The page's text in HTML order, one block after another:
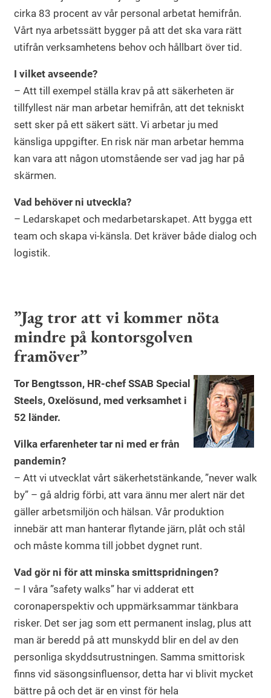
cirka 83 procent av vår personal arbetat hemifrån.
Vårt nya arbetssätt bygger på att det ska vara rätt
utifrån verksamhetens behov och hållbart över tid.
I vilket avseende?
– Att till exempel ställa krav på att säkerheten är
tillfyllest när man arbetar hemifrån, att det tekniskt
sett sker på ett säkert sätt. Vi arbetar ju med
känsliga uppgifter. En risk när man arbetar hemma
kan vara att någon utomstående ser vad jag har på
skärmen.
Vad behöver ni utveckla?
– Ledarskapet och medarbetarskapet. Att bygga ett
team och skapa vi-känsla. Det kräver både dialog och
logistik.
”Jag tror att vi kommer nöta
mindre på kontorsgolven
framöver”
Tor Bengtsson, HR-chef SSAB Special
Steels, Oxelösund, med verksamhet i
52 länder.
Vilka erfarenheter tar ni med er från
pandemin?
– Att vi utvecklat vårt säkerhetstänkande, ”never walk
by” – gå aldrig förbi, att vara ännu mer alert när det
gäller arbetsmiljön och hälsan. Vår produktion
innebär att man hanterar flytande järn, plåt och stål
och måste komma till jobbet dygnet runt.
Vad gör ni för att minska smittspridningen?
– I våra ”safety walks” har vi adderat ett
coronaperspektiv och uppmärksammar tänkbara
risker. Det ser jag som ett permanent inslag, plus att
man är beredd på att munskydd blir en del av den
personliga skyddsutrustningen. Samma smittorisk
finns vid säsongsinfluensor, detta har vi blivit mycket
bättre på och det är en vinst för hela